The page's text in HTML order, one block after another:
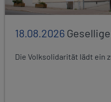
18.08.2026
Die Volksolidarität lädt ein